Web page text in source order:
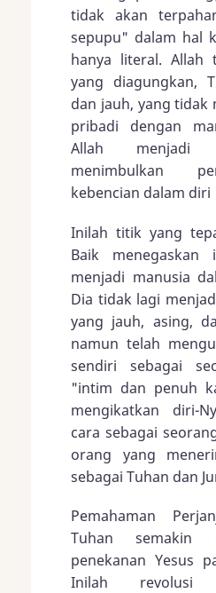
tidak akan
sepupu" dalam hal
hanya literal. Allah
yang diagungkan,
dan jauh, yang
pribadi dengan
Allah menjadi
menimbulkan
kebencian dalam
Inilah titik yang
Baik menegaskan
menjadi manusia
Dia tidak lagi
yang jauh, asing,
namun telah
sendiri sebagai
"intim dan penuh
mengikatkan diri-
cara sebagai
orang yang
sebagai Tuhan dan
Pemahaman
Tuhan semakin
penekanan Yesus
Inilah revolusi